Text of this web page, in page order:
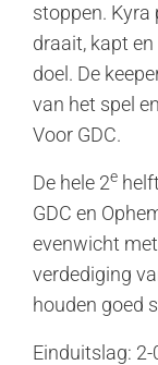
stoppen. Kyra
draait, kapt
doel. De
van het spel
Voor GDC.
De hele 2e
GDC en
evenwicht
verdediging
houden goed
Einduitslag: 2-